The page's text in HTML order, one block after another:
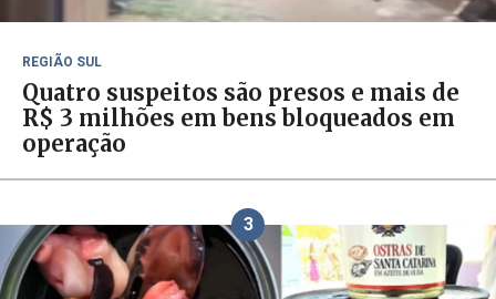
REGIÃO SUL
Quatro suspeitos são presos e mais de
R$ 3 milhões em bens bloqueados em
operação
3